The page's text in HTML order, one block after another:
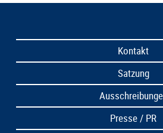
Kontakt
Satzung
Presse / PR